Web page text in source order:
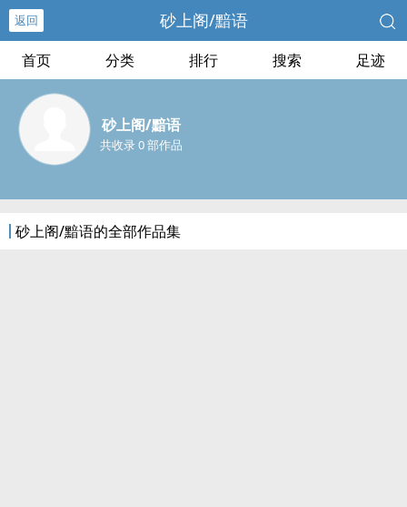
返回 砂上阁/黯语
首页 分类 排行 搜索 足迹
砂上阁/黯语
共收录 0 部作品
砂上阁/黯语的全部作品集